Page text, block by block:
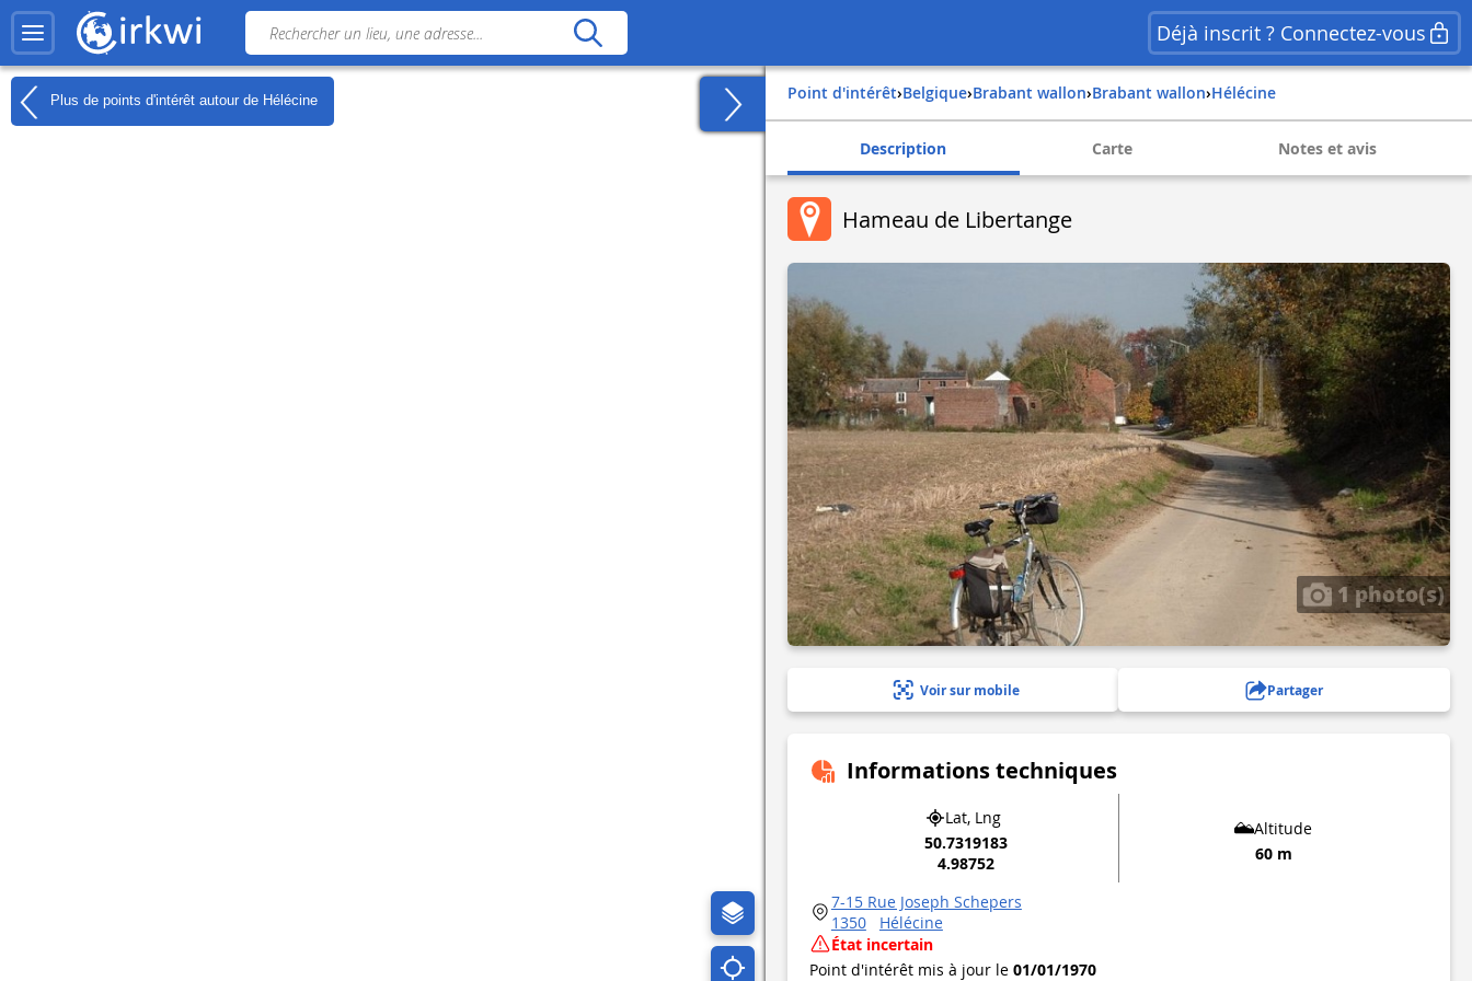
Déjà inscrit ? Connectez-vous
Plus de points d'intérêt autour de Hélécine Point d'intérêt› belgique› brabant wallon› brabant wallon› hélécine
Description Carte Notes et avis
Hameau de Libertange
1 photo(s)
Voir sur mobile Partager
Informations techniques
Lat, Lng
50.7319183
4.98752
Altitude
60 m
7-15 Rue Joseph Schepers
1350
Hélécine
État incertain
Point d'intérêt mis à jour le 01/01/1970